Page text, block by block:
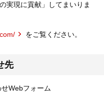
実現に貢献」してまいりま
をご覧ください。
先
Webフォーム